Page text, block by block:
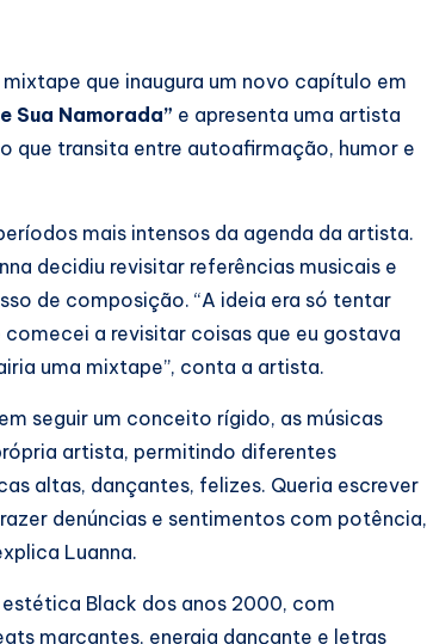
mixtape que inaugura um novo capítulo em
Sua Namorada” e apresenta uma artista
que transita entre autoafirmação, humor e
mais intensos da agenda da artista.
decidiu revisitar referências musicais e
de composição. “A ideia era só tentar
a revisitar coisas que eu gostava
uma mixtape”, conta a artista.
seguir um conceito rígido, as músicas
artista, permitindo diferentes
altas, dançantes, felizes. Queria escrever
denúncias e sentimentos com potência,
Luanna.
Black dos anos 2000, com
marcantes, energia dançante e letras